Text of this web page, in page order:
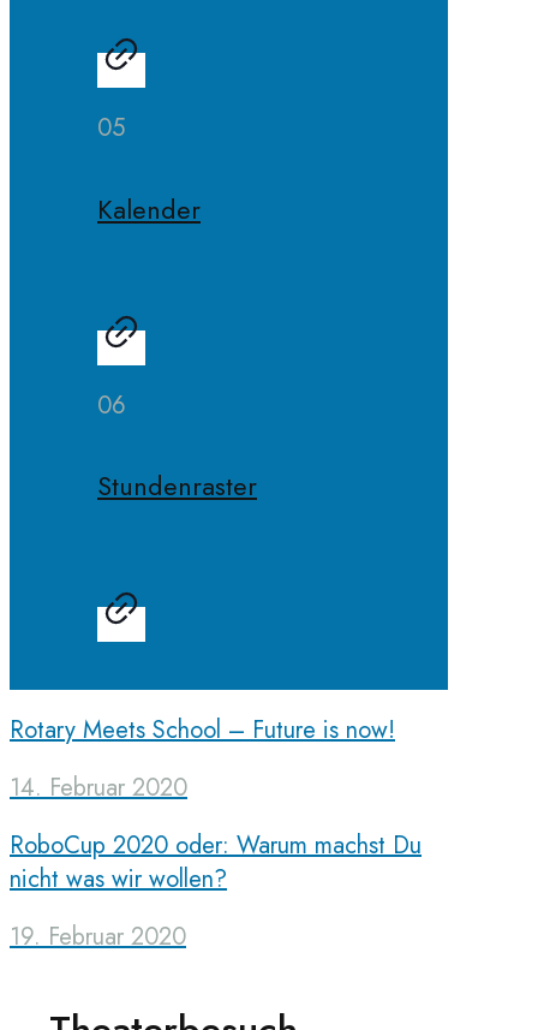
05
Kalender
06
Stundenraster
Rotary Meets School – Future is now!
14. Februar 2020
RoboCup 2020 oder: Warum machst Du
nicht was wir wollen?
19. Februar 2020